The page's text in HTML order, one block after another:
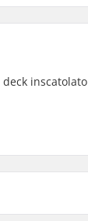
inscatolato